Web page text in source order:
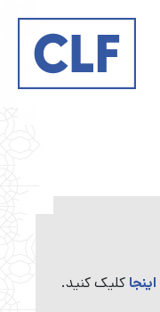
اینجا کلیک کنید.